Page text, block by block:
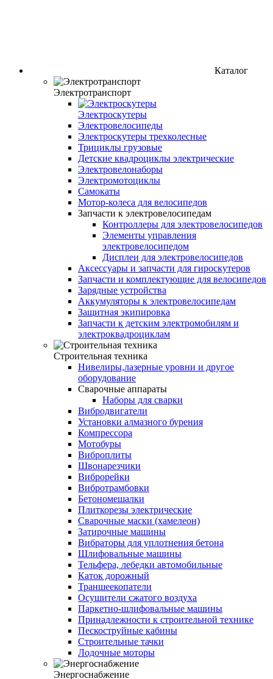
Каталог
Электротранспорт
Электроскутеры
Электровелосипеды
Электроскутеры трехколесные
Трициклы грузовые
Детские квадроциклы электрические
Электровелонаборы
Электромотоциклы
Самокаты
Мотор-колеса для велосипедов
Запчасти к электровелосипедам
Контроллеры для электровелосипедов
Элементы управления
электровелосипедом
Дисплеи для электровелосипедов
Аксессуары и запчасти для гироскутеров
Запчасти и комплектующие для велосипедов
Зарядные устройства
Аккумуляторы к электровелосипедам
Защитная экипировка
Запчасти к детским электромобилям и
электроквадроциклам
Строительная техника
Нивелиры,лазерные уровни и другое
оборудование
Сварочные аппараты
Наборы для сварки
Вибродвигатели
Установки алмазного бурения
Компрессора
Мотобуры
Виброплиты
Швонарезчики
Виброрейки
Вибротрамбовки
Бетономешалки
Плиткорезы электрические
Сварочные маски (хамелеон)
Затирочные машины
Вибраторы для уплотнения бетона
Шлифовальные машины
Тельфера, лебедки автомобильные
Каток дорожный
Траншеекопатели
Осушители сжатого воздуха
Паркетно-шлифовальные машины
Принадлежности к строительной технике
Пескоструйные кабины
Строительные тачки
Лодочные моторы
Энергоснабжение